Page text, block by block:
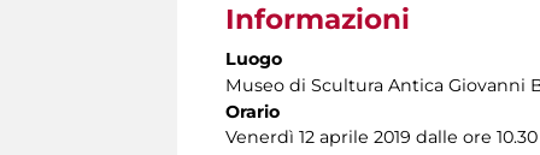
Informazioni
Luogo
Museo di Scultura Antica Giovanni
Orario
Venerdì 12 aprile 2019 dalle ore